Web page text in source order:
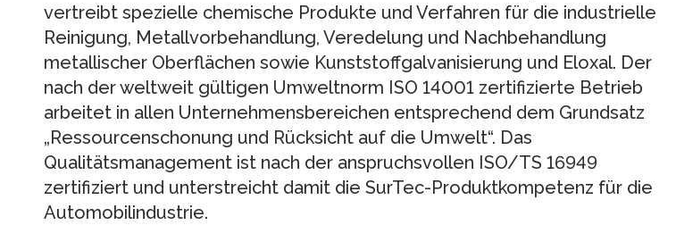
vertreibt spezielle chemische Produkte und Verfahren für die industrielle
Reinigung, Metallvorbehandlung, Veredelung und Nachbehandlung
metallischer Oberflächen sowie Kunststoffgalvanisierung und Eloxal. Der
nach der weltweit gültigen Umweltnorm ISO 14001 zertifizierte Betrieb
arbeitet in allen Unternehmensbereichen entsprechend dem Grundsatz
„Ressourcenschonung und Rücksicht auf die Umwelt“. Das
Qualitätsmanagement ist nach der anspruchsvollen ISO/TS 16949
zertifiziert und unterstreicht damit die SurTec-Produktkompetenz für die
Automobilindustrie.